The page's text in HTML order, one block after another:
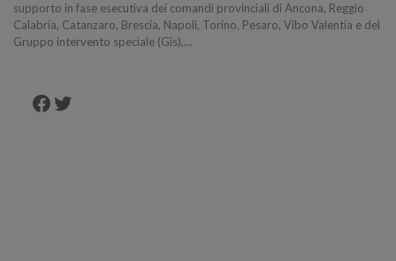
supporto in fase esecutiva dei comandi provinciali di Ancona, Reggio
Calabria, Catanzaro, Brescia, Napoli, Torino, Pesaro, Vibo Valentia e del
Gruppo intervento speciale (Gis),…
Facebook
Twitter